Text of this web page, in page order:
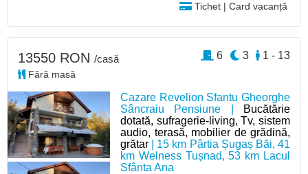
Tichet | Card vacanță
Cazare Revelion Sfantu Gheorghe
Sâncraiu Pensiune |
Bucătărie
dotată, sufragerie-living, Tv, sistem
audio, terasă, mobilier de grădină,
grătar | 15 km Pârtia Șugaș Băi, 41
km Welness Tușnad, 53 km Lacul
Sfânta Ana
13550 RON /casă
Fără masă
1 - 13
3
6